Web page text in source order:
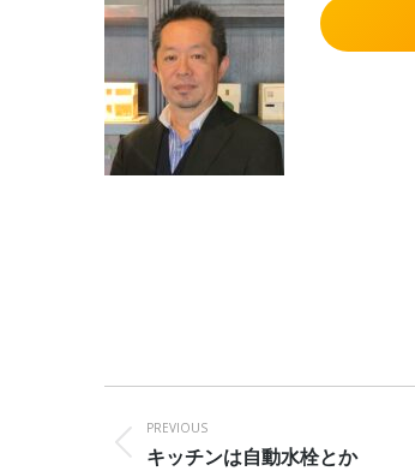
navigation
PREVIOUS
Previous
キッチンは自動水栓とか